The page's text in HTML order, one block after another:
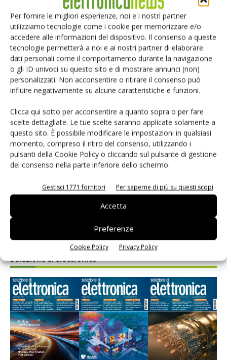
Per fornire le migliori esperienze, noi e i nostri partner
utilizziamo tecnologie come i cookie per memorizzare e/o
accedere alle informazioni del dispositivo. Il consenso a queste
tecnologie permetterà a noi e ai nostri partner di elaborare
dati personali come il comportamento durante la navigazione
o gli ID univoci su questo sito e di mostrare annunci (non)
personalizzati. Non acconsentire o ritirare il consenso può
influire negativamente su alcune caratteristiche e funzioni.
Clicca qui sotto per acconsentire a quanto sopra o per fare
scelte dettagliate. Le tue scelte saranno applicate solamente a
questo sito. È possibile modificare le impostazioni in qualsiasi
momento, compreso il ritiro del consenso, utilizzando i
pulsanti della Cookie Policy o cliccando sul pulsante di gestione
del consenso nella parte inferiore dello schermo.
Gestisci 1771 fornitori Per saperne di più su questi scopi
Accetta
Preferenze
Cookie Policy Privacy Policy
Salva il mio nome, email e sito web in questo browser per i
prossimi commenti.
Selezione di elettronica